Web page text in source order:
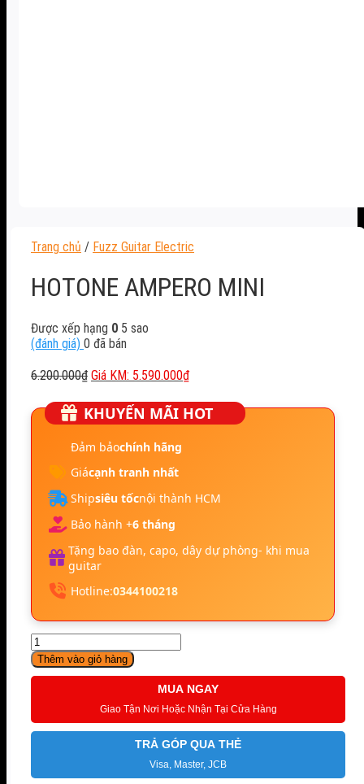
Trang chủ / Fuzz Guitar Electric
HOTONE AMPERO MINI
Được xếp hạng 0 5 sao
(đánh giá) 0 đã bán
6.200.000₫ Giá
là:
6.200.000₫.
5.590.000₫Giá
tại
là:
KHUYẾN MÃI HOT
Đảm bảochính hãng
Giácạnh tranh nhất
Shipsiêu tốcnội thành HCM
Bảo hành +6 tháng
Tặng bao đàn, capo, dây dự phòng- khi mua
guitar
Hotline:0344100218
Hotone
Ampero
mini
Thêm vào giỏ hàng
MUA NGAY
Giao Tận Nơi Hoặc Nhận Tại Cửa Hàng
TRẢ GÓP QUA THẺ
Visa, Master, JCB